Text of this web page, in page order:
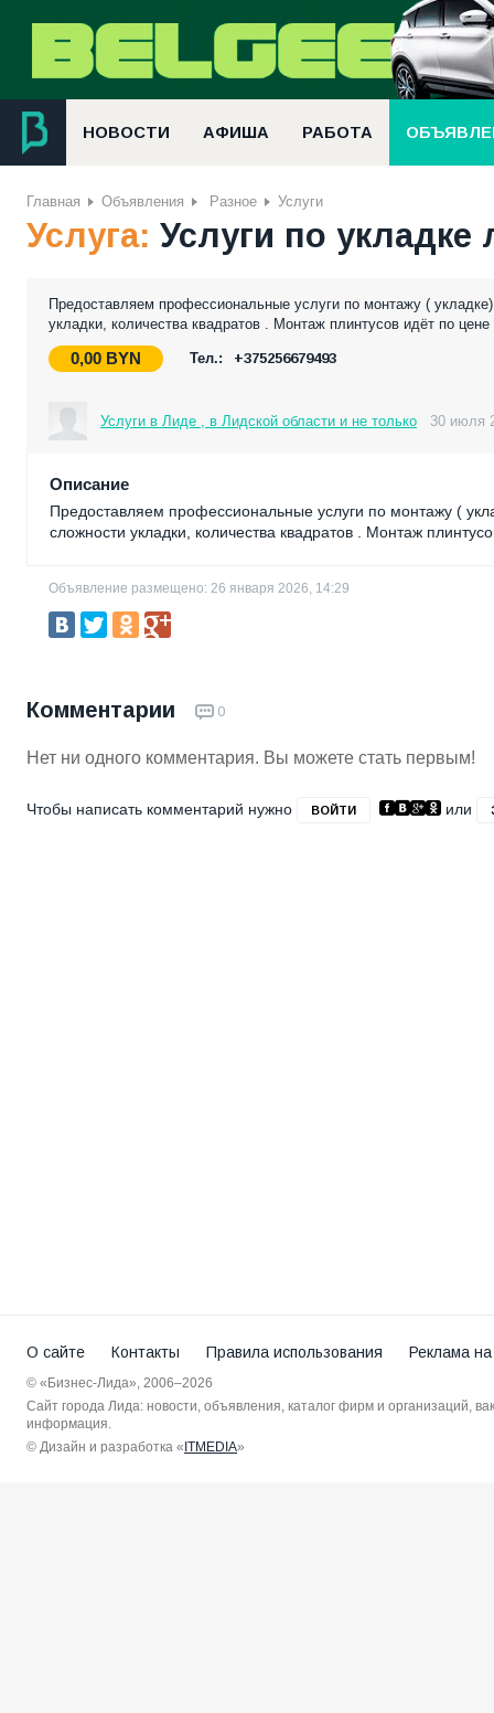
НОВОСТИ АФИША РАБОТА
Главная Объявления Разное Услуги
Услуга: Услуги по
Предоставляем профессиональные услуги по монтажу (
укладки, количества квадратов . Монтаж плинтусов идёт по
0,00 BYN Тел.: +375256679493
Услуги в Лиде , в Лидской области и не только 30 июля
Описание
Предоставляем профессиональные услуги по монтажу (
сложности укладки, количества квадратов . Монтаж
Объявление размещено: 26 января 2026, 14:29
Комментарии 0
Нет ни одного комментария. Вы можете стать первым!
Чтобы написать комментарий нужно ВОЙТИ или
О сайте Контакты Правила использования Реклама
© «Бизнес-Лида», 2006–2026
Сайт города Лида: новости, объявления, каталог фирм и организаций,
информация.
© Дизайн и разработка « ITMEDIA»